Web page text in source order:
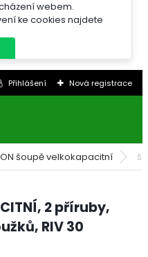
webem.
ke cookies najdete
Přihlášení Nová registrace
šoupě velkokapacitní
2 příruby,
RIV 30